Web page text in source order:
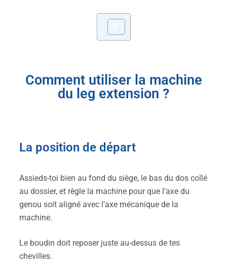
Comment utiliser la machine
du leg extension ?
La position de départ
Assieds-toi bien au fond du siège, le bas du dos collé
au dossier, et règle la machine pour que l’axe du
genou soit aligné avec l’axe mécanique de la
machine.
Le boudin doit reposer juste au-dessus de tes
chevilles.